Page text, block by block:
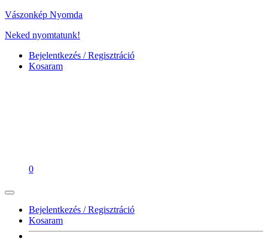
Vászonkép Nyomda
Neked nyomtatunk!
Bejelentkezés / Regisztráció
Kosaram
0
Bejelentkezés / Regisztráció
Kosaram